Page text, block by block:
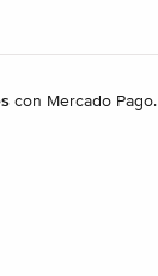
con Mercado Pago.